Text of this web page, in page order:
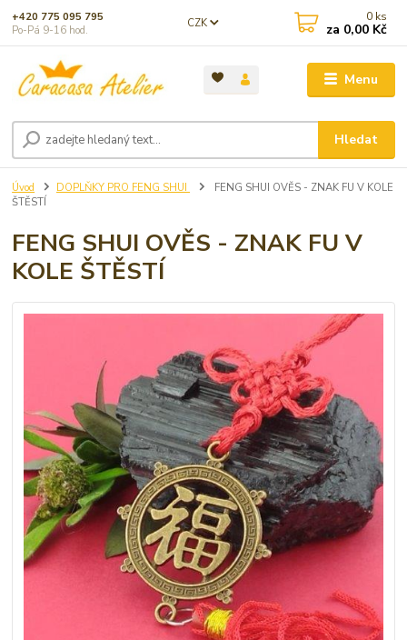
Menu
CZK
Hledat
+420 775 095 795
Po-Pá 9-16 hod.
0 ks
za 0,00 Kč
Úvod DOPLŇKY PRO FENG SHUI
FENG SHUI OVĚS - ZNAK FU V KOLE
ŠTĚSTÍ
FENG SHUI OVĚS - ZNAK FU V
KOLE ŠTĚSTÍ